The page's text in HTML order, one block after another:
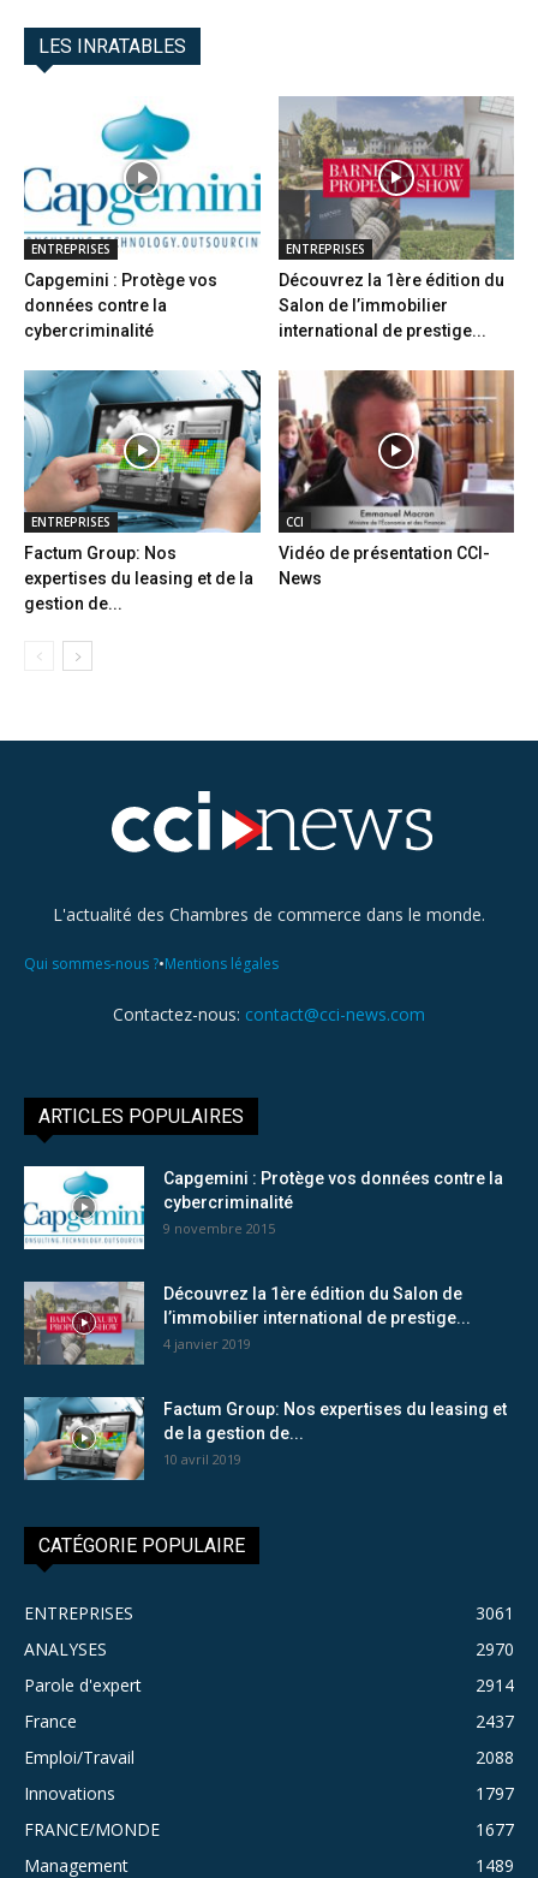
LES INRATABLES
ENTREPRISES
Capgemini : Protège vos
données contre la
cybercriminalité
ENTREPRISES
Découvrez la 1ère édition du
Salon de l’immobilier
international de prestige...
ENTREPRISES
Factum Group: Nos
expertises du leasing et de la
gestion de...
CCI
Vidéo de présentation CCI-
News
L'actualité des Chambres de commerce dans le monde.
Qui sommes-nous ?•Mentions légales
Contactez-nous: contact@cci-news.com
ARTICLES POPULAIRES
Capgemini : Protège vos données contre la
cybercriminalité
9 novembre 2015
Découvrez la 1ère édition du Salon de
l’immobilier international de prestige...
4 janvier 2019
Factum Group: Nos expertises du leasing et
de la gestion de...
10 avril 2019
CATÉGORIE POPULAIRE
ENTREPRISES
3061
ANALYSES
2970
Parole d'expert
2914
France
2437
Emploi/Travail
2088
Innovations
1797
FRANCE/MONDE
1677
Management
1489